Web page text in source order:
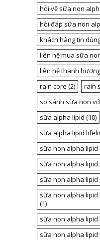
hỏi về sữa non
hỏi đáp sữa non
khách hàng tin
liên hệ mua sữa
liên hệ thanh
rain core (2) rain
so sánh sữa non
sữa alpha lipid (10)
sữa alpha lipid
sữa non alpha lipid
sữa non alpha lipid
sữa non alpha lipid
sữa non alpha
(1)
sữa non alpha
sữa non alpha lipid